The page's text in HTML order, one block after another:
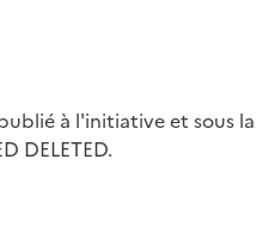
à l'initiative et sous la
DELETED.